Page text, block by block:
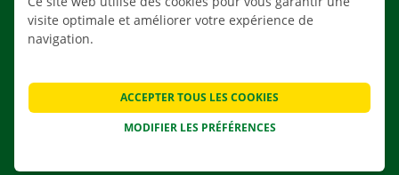
AGENCES
visite optimale et améliorer votre expérience de
navigation.
MODIFIER LES PRÉFÉRENCES
ACCEPTER TOUS LES COOKIES